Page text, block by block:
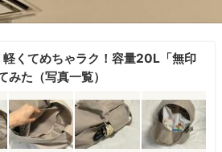
軽くてめちゃラク！容量20L「無印
みた（写真一覧）